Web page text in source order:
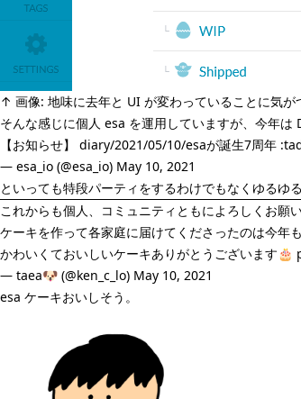
↑ 画像: 地味に去年と UI が変わっていることに気が
そんな感じに個人 esa を運用していますが、今年
【お知らせ】 diary/2021/05/10/esaが誕生7周年
— esa_io (@esa_io) May 10, 2021
といっても特段パーティをするわけでもなくゆるゆ
これからも個人、コミュニティともによろしくお願
ケーキを作って各家庭に届けてくださったのは今年も
かわいくておいしいケーキありがとうございます🎂
— taea🐶 (@ken_c_lo) May 10, 2021
esa ケーキおいしそう。